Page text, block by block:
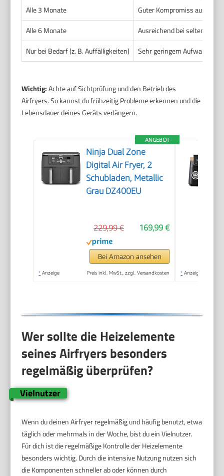
Alle 3 Monate
Guter Kompromiss aus
Alle 6 Monate
Ausreichend bei seltener
Nur bei Bedarf (z. B. Auffälligkeiten)
Sehr geringem Aufwand,
Wichtig:Achte auf Sichtprüfung und den Betrieb des
Airfryers. So kannst du frühzeitig Probleme erkennen und die
Lebensdauer deines Geräts verlängern.
ANGEBOT
Ninja Dual Zone
Digital Air Fryer, 2
Schubladen, Metallic
Grau DZ400EU
169,99 €
229,99 €
Bei Amazon ansehen
* Anzeige Preis inkl. MwSt., zzgl. Versandkosten * Anzeige
Wer sollte die Heizelemente
seines Airfryers besonders
regelmäßig überprüfen?
Vielnutzer
Wenn du deinen Airfryer regelmäßig und häufig benutzt, etwa
täglich oder mehrmals in der Woche, bist du ein Vielnutzer.
Für dich ist die regelmäßige Kontrolle der Heizelemente
besonders wichtig. Durch die intensive Nutzung nutzen sich
die Komponenten schneller ab oder können durch